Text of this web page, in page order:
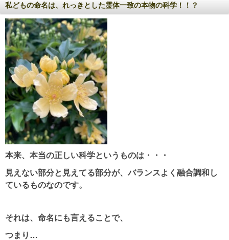
私どもの命名は、れっきとした霊体一致の本物の科学！！？
本来、本当の正しい科学というものは・・・
見えない部分と見えてる部分が、バランスよく融合調和し
ているものなのです。
それは、命名にも言えることで、
つまり…